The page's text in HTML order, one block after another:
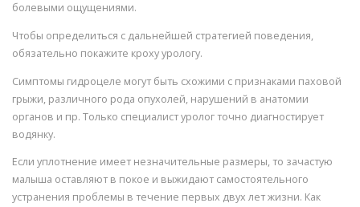
болевыми ощущениями.
Чтобы определиться с дальнейшей стратегией поведения,
обязательно покажите кроху урологу.
Симптомы гидроцеле могут быть схожими с признаками паховой
грыжи, различного рода опухолей, нарушений в анатомии
органов и пр. Только специалист уролог точно диагностирует
водянку.
Если уплотнение имеет незначительные размеры, то зачастую
малыша оставляют в покое и выжидают самостоятельного
устранения проблемы в течение первых двух лет жизни. Как